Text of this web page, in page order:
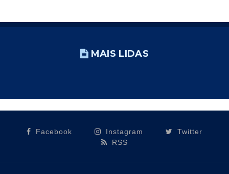
MAIS LIDAS
Facebook Instagram
Twitter
RSS